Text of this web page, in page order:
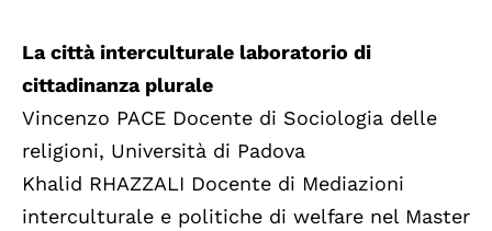
La città interculturale laboratorio di
cittadinanza plurale
Vincenzo PACE Docente di Sociologia delle
religioni, Università di Padova
Khalid RHAZZALI Docente di Mediazioni
interculturale e politiche di welfare nel Master